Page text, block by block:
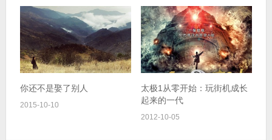
你还不是娶了别人
2015-10-10
太极1从零开始：玩街机成长
起来的一代
2012-10-05